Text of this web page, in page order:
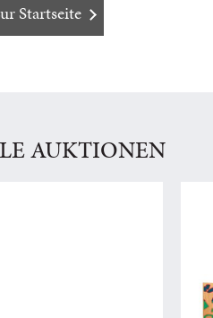
Startseite
AUKTIONEN